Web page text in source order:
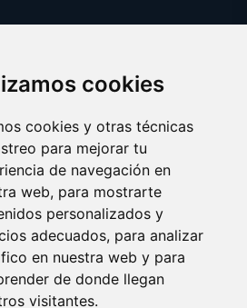
cookies
cookies y otras técnicas
para mejorar tu
de navegación en
web, para mostrarte
personalizados y
adecuados, para analizar
en nuestra web y para
de donde llegan
visitantes.
cookies preferences
academiademodelos.com